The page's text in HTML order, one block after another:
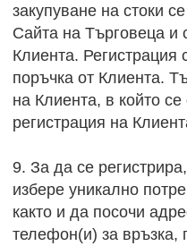
закупуване на стоки
Сайта на Търговеца
Клиента. Регистрация
поръчка от Клиента.
на Клиента, в който
регистрация на
9. За да се
избере уникално
както и да посочи
телефон(и) за връзка,